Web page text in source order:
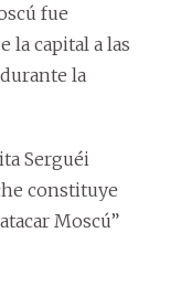
fue
la capital a las
la
Serguéi
constituye
Moscú”